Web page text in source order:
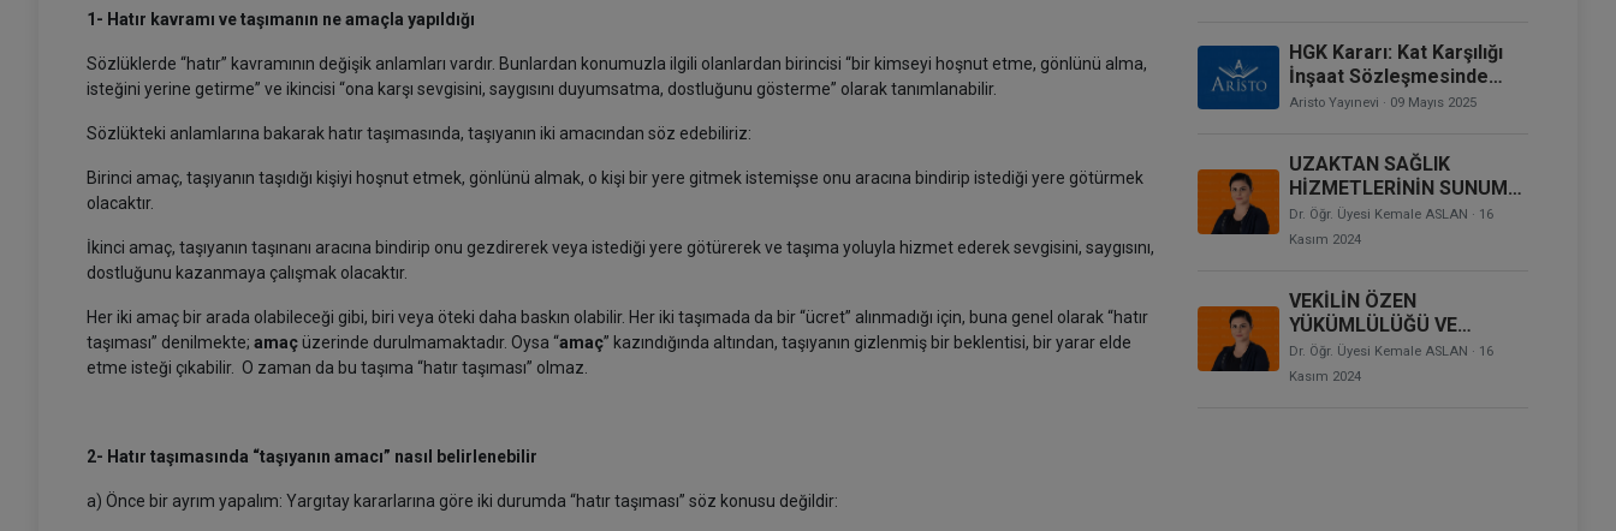
1- Hatır kavramı ve taşımanın ne amaçla yapıldığı
Sözlüklerde “hatır” kavramının değişik anlamları vardır. Bunlardan konumuzla ilgili olanlardan birincisi “bir kimseyi hoşnut etme, gönlünü alma,
isteğini yerine getirme” ve ikincisi “ona karşı sevgisini, saygısını duyumsatma, dostluğunu gösterme” olarak tanımlanabilir.
Sözlükteki anlamlarına bakarak hatır taşımasında, taşıyanın iki amacından söz edebiliriz:
Birinci amaç, taşıyanın taşıdığı kişiyi hoşnut etmek, gönlünü almak, o kişi bir yere gitmek istemişse onu aracına bindirip istediği yere götürmek
olacaktır.
İkinci amaç, taşıyanın taşınanı aracına bindirip onu gezdirerek veya istediği yere götürerek ve taşıma yoluyla hizmet ederek sevgisini, saygısını,
dostluğunu kazanmaya çalışmak olacaktır.
Her iki amaç bir arada olabileceği gibi, biri veya öteki daha baskın olabilir. Her iki taşımada da bir “ücret” alınmadığı için, buna genel olarak “hatır
taşıması” denilmekte; amaçüzerinde durulmamaktadır. Oysa “amaç” kazındığında altından, taşıyanın gizlenmiş bir beklentisi, bir yarar elde
etme isteği çıkabilir. O zaman da bu taşıma “hatır taşıması” olmaz.
2- Hatır taşımasında “taşıyanın amacı” nasıl belirlenebilir
a) Önce bir ayrım yapalım: Yargıtay kararlarına göre iki durumda “hatır taşıması” söz konusu değildir:
HGK Kararı: Kat Karşılığı
İnşaat Sözleşmesinde
Belirtilenden Başka Bir
Edilmesi, Hile İddiasının
Araştırılmasının Gerekip
Gerekmediği
Aristo Yayınevi · 09 Mayıs 2025
UZAKTAN SAĞLIK
HİZMETLERİNİN SUNUMU
HAKKINDA YÖNETMELİĞE
DAİR HUKUKİ
Dr. Öğr. Üyesi Kemale ASLAN · 16
Kasım 2024
VEKİLİN ÖZEN
YÜKÜMLÜLÜĞÜ VE
BASİRETLİ VEKİL
KAVRAMI
Dr. Öğr. Üyesi Kemale ASLAN · 16
Kasım 2024